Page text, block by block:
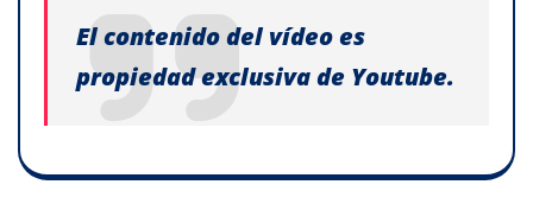
El contenido del vídeo es
propiedad exclusiva de Youtube.